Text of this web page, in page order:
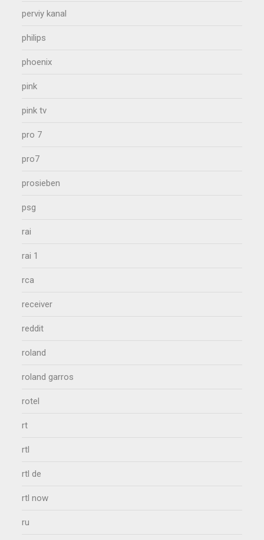
perviy kanal
philips
phoenix
pink
pink tv
pro 7
pro7
prosieben
psg
rai
rai 1
rca
receiver
reddit
roland
roland garros
rotel
rt
rtl
rtl de
rtl now
ru